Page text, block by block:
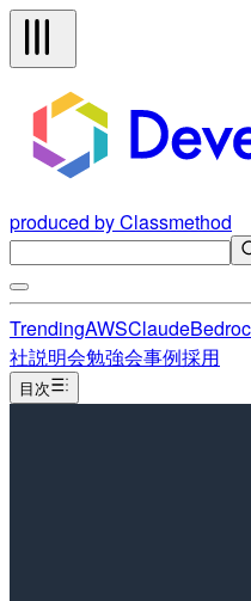
produced by Classmethod
TrendingAWSClaude
社説明会勉強会事例採用
目次